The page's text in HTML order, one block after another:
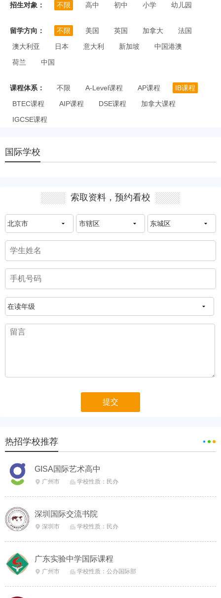
招生对象： 不限 高中 初中 小学 幼儿园
留学方向： 不限 美国 英国 加拿大
法国
澳大利亚
日本 意大利 新加坡
中国港澳
荷兰
中国
课程体系： 不限 A-Level课程 AP课程
IB课程
BTEC课程
AIP课程 DSE课程
加拿大课程
IGCSE课程
国际学校
索取资料，预约看校
热招学校推荐
GISA国际艺术高中
 广州市  学校性质：民办
深圳国际交流书院
 深圳市  学校性质：民办
广东实验中学国际课程
 广州市  学校性质：公办国际部